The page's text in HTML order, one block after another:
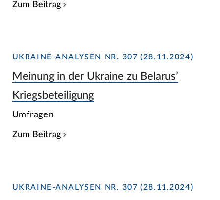
Zum Beitrag
UKRAINE-ANALYSEN NR. 307 (28.11.2024)
Meinung in der Ukraine zu Belarus’
Kriegsbeteiligung
Umfragen
Zum Beitrag
UKRAINE-ANALYSEN NR. 307 (28.11.2024)